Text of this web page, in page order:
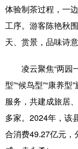
广东
四川
陕西
新疆
多语种频道
English
体验制茶过程，一
工序。游客陈艳秋
天、赏景，品味诗意
凌云聚焦“两园一
型”“候鸟型”“康养
服务，共建成旅居
多家。2024年，该
合消费49.27亿元，